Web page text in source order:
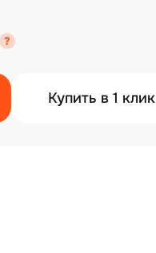
Купить в 1 клик